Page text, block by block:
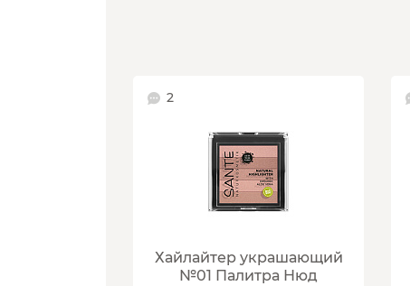
2
Хайлайтер украшающий
№01 Палитра Нюд